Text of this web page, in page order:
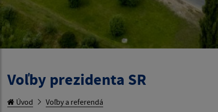
Voľby prezidenta SR
Úvod Voľby a referendá